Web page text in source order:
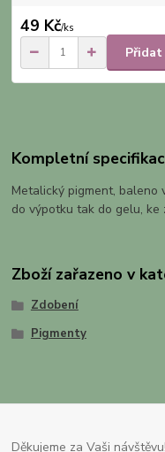
49 Kč/ks
Kompletní
Metalický pigment, baleno
do výpotku tak do gelu, ke
Zboží zařazeno v
Zdobení
Pigmenty
Děkujeme za Vaši návštěvu!